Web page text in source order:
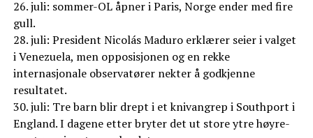
26. juli: sommer-OL åpner i Paris, Norge ender med fire
gull.
28. juli: President Nicolás Maduro erklærer seier i valget
i Venezuela, men opposisjonen og en rekke
internasjonale observatører nekter å godkjenne
resultatet.
30. juli: Tre barn blir drept i et knivangrep i Southport i
England. I dagene etter bryter det ut store ytre høyre-